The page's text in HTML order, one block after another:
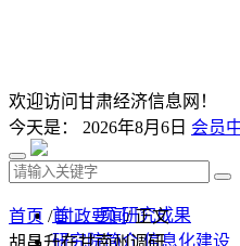
欢迎访问甘肃经济信息网！
今天是： 2026年8月6日 会员
首 页 研究成果
研究院简介 信息化建设
首页 /时政要闻/ 正文
胡昌升在甘南州调研